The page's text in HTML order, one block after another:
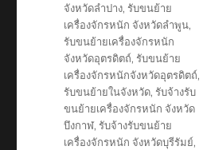
จังหวัดลำปาง,รับขนย้าย
เครื่องจักรหนัก จังหวัดลำพูน,
รับขนย้ายเครื่องจักรหนัก
จังหวัดอุตรดิตถ์,รับขนย้าย
เครื่องจักรหนักจังหวัดอุตรดิตถ์,
รับขนย้ายในจังหวัด,รับจ้างรับ
ขนย้ายเครื่องจักรหนัก จังหวัด
บึงกาฬ,รับจ้างรับขนย้าย
เครื่องจักรหนัก จังหวัดบุรีรัมย์,